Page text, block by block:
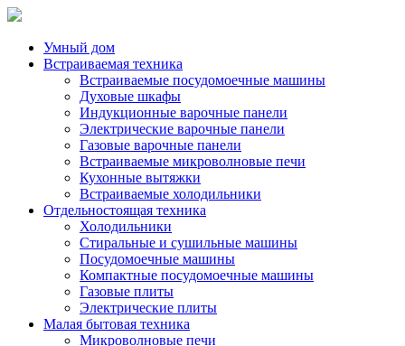
Умный дом
Встраиваемая техника
Встраиваемые посудомоечные машины
Духовые шкафы
Индукционные варочные панели
Электрические варочные панели
Газовые варочные панели
Встраиваемые микроволновые печи
Кухонные вытяжки
Встраиваемые холодильники
Отдельностоящая техника
Холодильники
Стиральные и сушильные машины
Посудомоечные машины
Компактные посудомоечные машины
Газовые плиты
Электрические плиты
Малая бытовая техника
Микроволновые печи